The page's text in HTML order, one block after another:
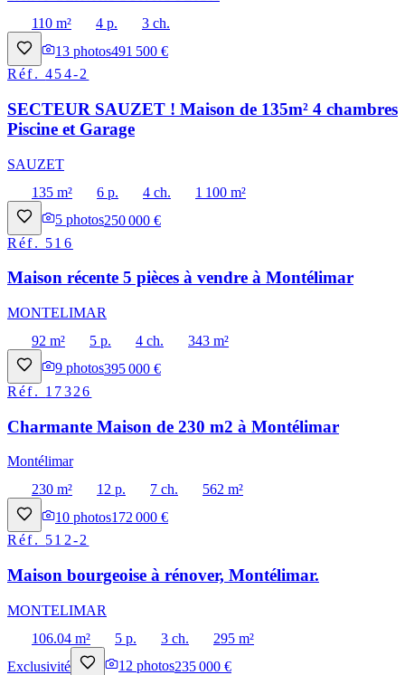
110 m²
4 p.
3 ch.
13 photos491 500 €
Réf.454-2
SECTEUR SAUZET ! Maison de 135m² 4 chambres
Piscine et Garage
SAUZET
135 m²
6 p. 4 ch.
1 100 m²
5 photos250 000 €
Réf. 516
Maison récente 5 pièces à vendre à Montélimar
MONTELIMAR
92 m²
5 p. 4 ch.
343 m²
9 photos395 000 €
Réf. 17326
Charmante Maison de 230 m2 à Montélimar
Montélimar
230 m²
12 p. 7 ch.
562 m²
10 photos172 000 €
Réf. 512-2
Maison bourgeoise à rénover, Montélimar.
MONTELIMAR
106.04 m²
5 p. 3 ch.
295 m²
Exclusivité
12 photos235 000 €